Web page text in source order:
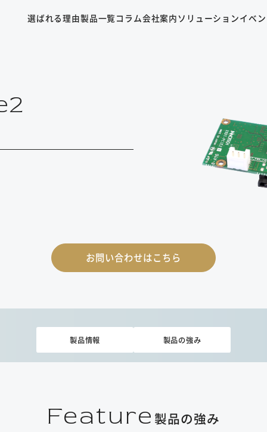
選ばれる理由製品一覧 コラム会社案内ソリューションイベ
お問い合わせはこちら
製品情報 製品の強み
Feature 製品の強み